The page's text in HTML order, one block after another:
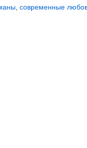
современные